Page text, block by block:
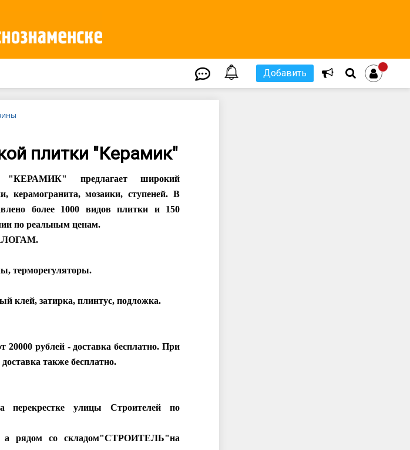
Добавить
плитки "Керамик"
"КЕРАМИК" предлагает широкий
керамогранита, мозаики, ступеней. В
более 1000 видов плитки и 150
по реальным ценам.
терморегуляторы.
клей, затирка, плинтус, подложка.
20000 рублей - доставка бесплатно. При
также бесплатно.
перекрестке улицы Строителей по
рядом со складом"СТРОИТЕЛЬ"на